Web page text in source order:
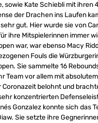
sowie Kate Schiebli mit
der Drachen ins Laufen
gut. Hier wurde sie von
ihre Mitspielerinnen immer
war, war ebenso Macy
Fouls die
Sie sammelte 16
Team vor allem mit
belohnt und
konzentrierten
Gonzalez konnte sich das
Sie setzte ihre